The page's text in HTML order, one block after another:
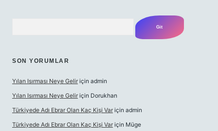
SON YORUMLAR
Yılan Isırması Neye Gelir için admin
Yılan Isırması Neye Gelir için Dorukhan
Türkiyede Adı Ebrar Olan Kaç Kişi Var için admin
Türkiyede Adı Ebrar Olan Kaç Kişi Var için Müge